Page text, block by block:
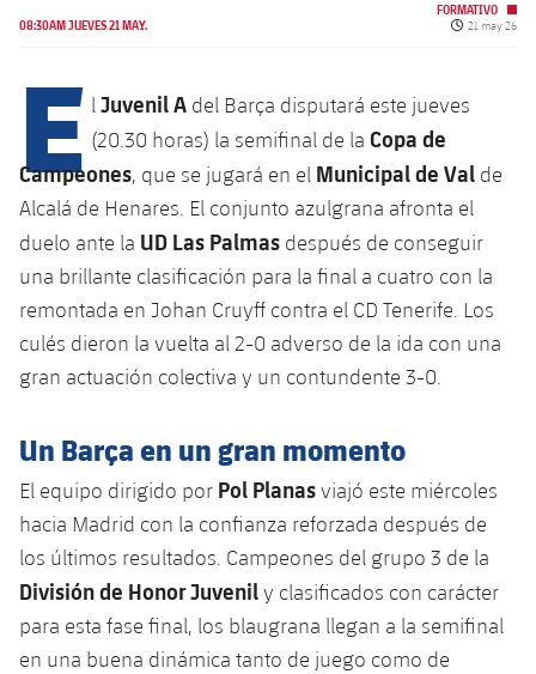
Comisiones y órganos
chevron-right
label.aria.chevronright
Entrenadores
Centro de documentación
plusicon
más
Instalaciones
Spotify Camp Nou
Palau Blaugrana
Barça Cafe
Ciutat Esportiva
La Masia
plusicon
más
Servicios
Servicios Médicos
plusicon
más
Acreditaciones
08:30AM JUEVES 21 MAY.
FORMATIVO
Fecha de
21 may 26
E l Juvenil A del Barça disputará este jueves
(20.30 horas) la semifinal de la Copa de
Campeones, que se jugará en el Municipal de Val de
Alcalá de Henares. El conjunto azulgrana afronta el
duelo ante la UD Las Palmas después de conseguir
una brillante clasificación para la final a cuatro con la
remontada en Johan Cruyff contra el CD Tenerife. Los
culés dieron la vuelta al 2-0 adverso de la ida con una
gran actuación colectiva y un contundente 3-0.
Un Barça en un gran momento
El equipo dirigido por Pol Planasviajó este miércoles
hacia Madrid con la confianza reforzada después de
los últimos resultados. Campeones del grupo 3 de la
División de Honor Juvenily clasificados con carácter
para esta fase final, los blaugrana llegan a la semifinal
en una buena dinámica tanto de juego como de